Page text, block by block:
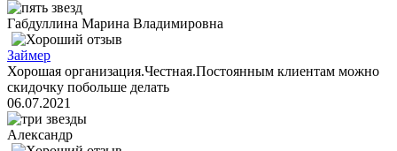
Габдуллина Марина Владимировна
Займер
Хорошая организация.Честная.Постоянным клиентам можно
скидочку побольше делать
06.07.2021
Александр